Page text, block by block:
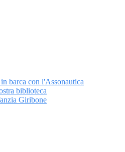
barca con l'Assonautica
biblioteca
Giribone